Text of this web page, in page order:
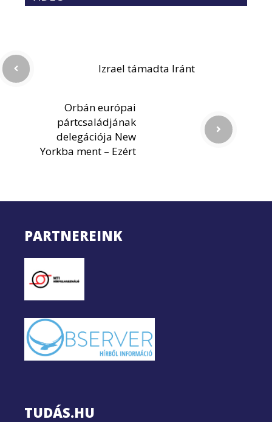
Izrael támadta Iránt
Orbán európai
pártcsaládjának
delegációja New
Yorkba ment – Ezért
PARTNEREINK
TUDÁS.HU